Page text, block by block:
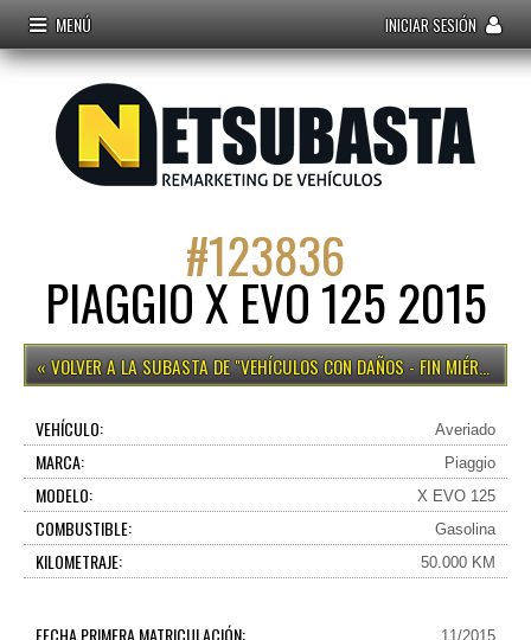
MENÚ INICIAR SESIÓN
#123836
PIAGGIO X EVO 125 2015
VEHÍCULOS CON DAÑOS - FIN MIÉRCOLES 15H
VEHÍCULO: Averiado
MARCA: Piaggio
MODELO: X EVO 125
COMBUSTIBLE: Gasolina
KILOMETRAJE: 50.000 KM
FECHA PRIMERA MATRICULACIÓN: 11/2015